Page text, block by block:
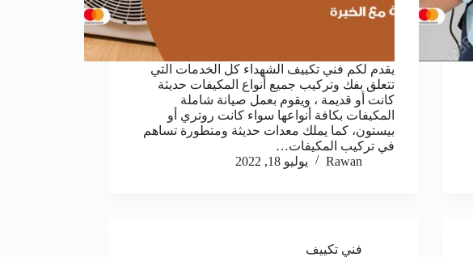
يقدم لكم فني تكييف الشهداء كل الخدمات التي
تتعلق بفك وتركيب جميع أنواع المكيفات حديثة
كانت أو قديمة ، ويقوم بعمل صيانة شاملة
المكيفات بكافة أنواعها سواء كانت روتري أو
بيستون، كما يملك معدات حديثة ومتطورة تساهم
في تركيب المكيفات…
Rawan
يوليو 18, 2022
فني تكييف